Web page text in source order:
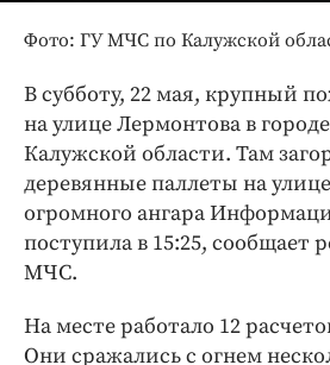
Интересное чтиво
Клиника года
Бренд года
Работодатель года
Фото: ГУ МЧС по Калужской
В субботу, 22 мая, крупный
на улице Лермонтова в
Калужской области. Там
деревянные паллеты на
огромного ангара
поступила в 15:25, сообщает
МЧС.
На месте работало 12
Они сражались с огнем